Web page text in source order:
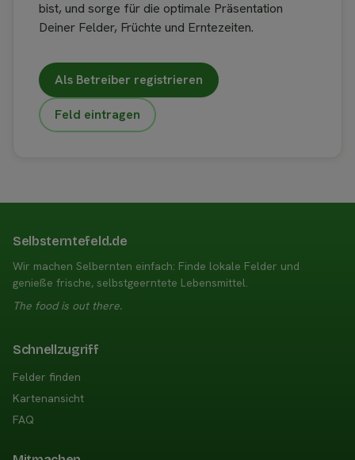
bist, und sorge für die optimale Präsentation
Deiner Felder, Früchte und Erntezeiten.
Als Betreiber registrieren
Feld eintragen
Selbsterntefeld.de
Wir machen Selbernten einfach: Finde lokale Felder und
genieße frische, selbstgeerntete Lebensmittel.
The food is out there.
Schnellzugriff
Felder finden
Kartenansicht
FAQ